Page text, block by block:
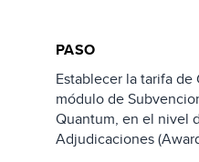
PASO
Establecer la tarifa de
módulo de
Quantum, en el nivel
Adjudicaciones